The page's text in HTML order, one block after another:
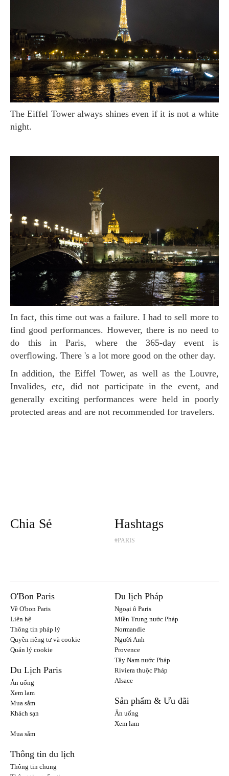
The Eiffel Tower always shines even if it is not a white
night.
In fact, this time out was a failure. I had to sell more to
find good performances. However, there is no need to
do this in Paris, where the 365-day event is
overflowing. There 's a lot more good on the other day.
In addition, the Eiffel Tower, as well as the Louvre,
Invalides, etc, did not participate in the event, and
generally exciting performances were held in poorly
protected areas and are not recommended for travelers.
Chia Sẻ Hashtags
#PARIS
O'Bon Paris
Về O'bon Paris
Liên hệ
Thông tin pháp lý
Quyền riêng tư và cookie
Quản lý cookie
Du Lịch Paris
Ăn uống
Xem lam
Mua sắm
Khách sạn
Du lịch Pháp
Ngoại ô Paris
Miền Trung nước Pháp
Normandie
Người Anh
Provence
Tây Nam nước Pháp
Riviera thuộc Pháp
Alsace
Sản phẩm & Ưu đãi
Ăn uống
Xem lam
Mua sắm
Thông tin du lịch
Thông tin chung